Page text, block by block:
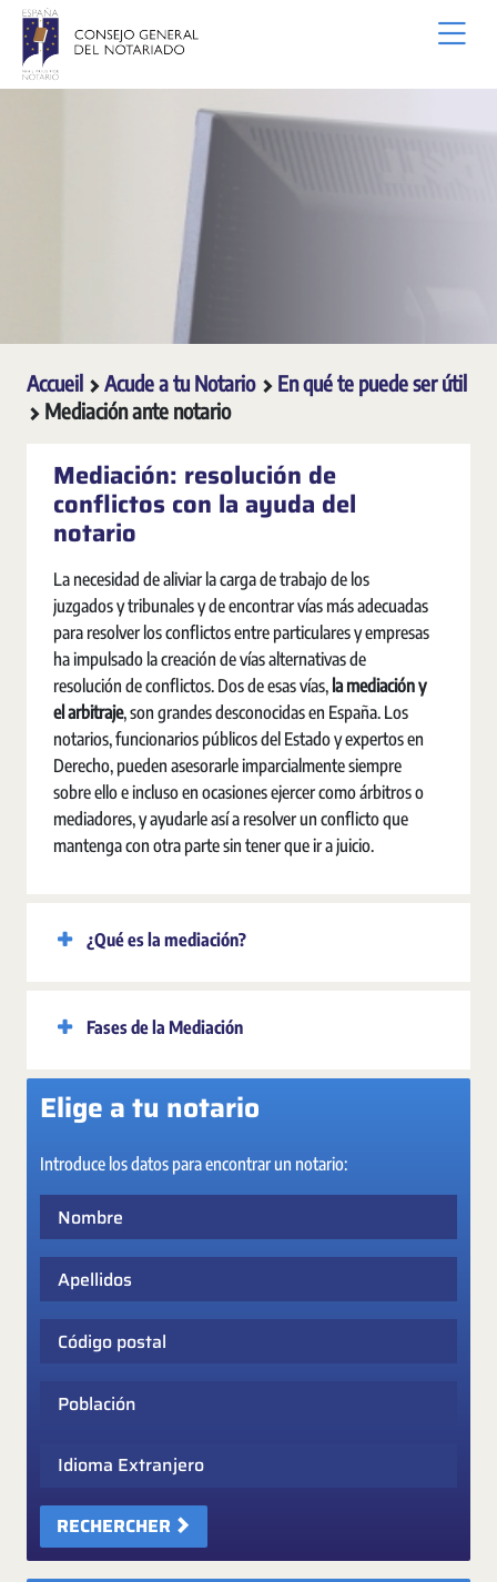
Saut au contenu principal
Accueil Acude a tu Notario
En qué te puede ser útil
Mediación ante notario
Mediación: resolución de
conflictos con la ayuda del
notario
La necesidad de aliviar la carga de trabajo de los
juzgados y tribunales y de encontrar vías más adecuadas
para resolver los conflictos entre particulares y empresas
ha impulsado la creación de vías alternativas de
resolución de conflictos. Dos de esas vías, la mediación y
el arbitraje, son grandes desconocidas en España. Los
notarios, funcionarios públicos del Estado y expertos en
Derecho, pueden asesorarle imparcialmente siempre
sobre ello e incluso en ocasiones ejercer como árbitros o
mediadores, y ayudarle así a resolver un conflicto que
mantenga con otra parte sin tener que ir a juicio.
¿Qué es la mediación?
Fases de la Mediación
Elige a tu notario
Introduce los datos para encontrar un notario:
Idioma Extranjero
RECHERCHER